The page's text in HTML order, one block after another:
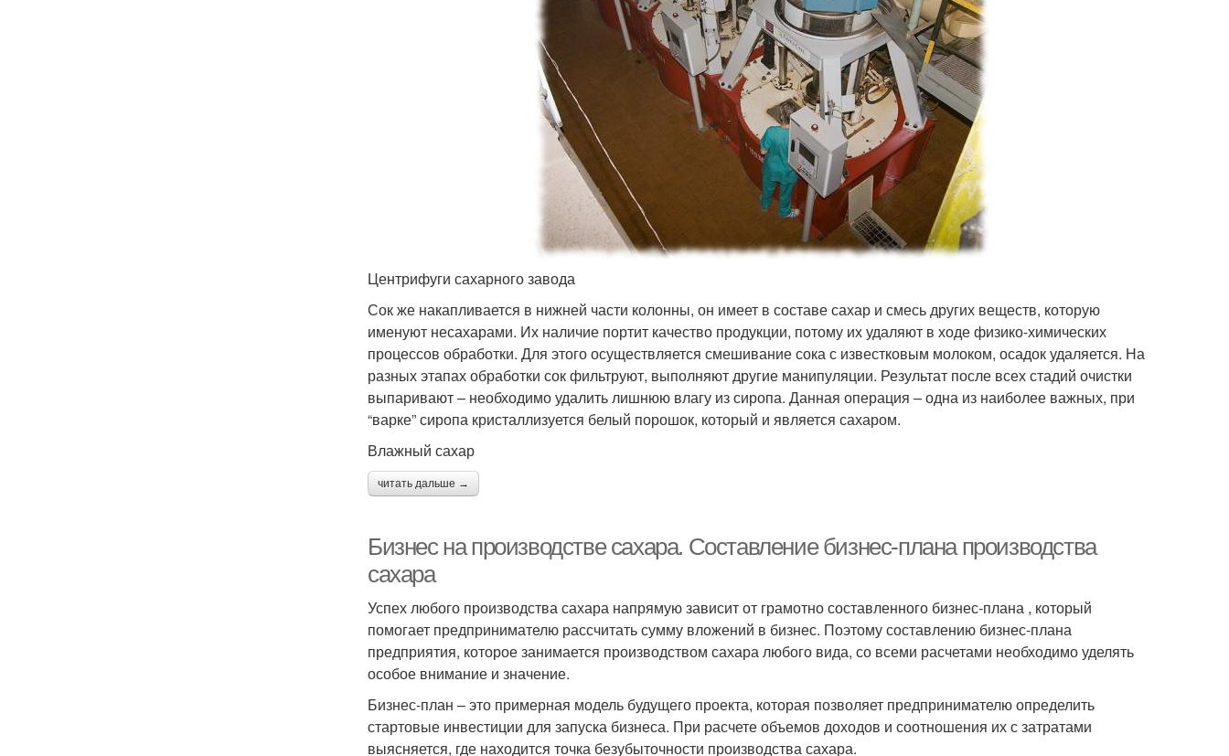
Центрифуги сахарного завода
Сок же накапливается в нижней части колонны, он имеет в составе сахар и смесь других веществ, которую
именуют несахарами. Их наличие портит качество продукции, потому их удаляют в ходе физико-химических
процессов обработки. Для этого осуществляется смешивание сока с известковым молоком, осадок удаляется. На
разных этапах обработки сок фильтруют, выполняют другие манипуляции. Результат после всех стадий очистки
выпаривают – необходимо удалить лишнюю влагу из сиропа. Данная операция – одна из наиболее важных, при
“варке” сиропа кристаллизуется белый порошок, который и является сахаром.
Влажный сахар
читать дальше →
Бизнес на производстве сахара. Составление бизнес-плана производства
сахара
Успех любого производства сахара напрямую зависит от грамотно составленного бизнес-плана , который
помогает предпринимателю рассчитать сумму вложений в бизнес. Поэтому составлению бизнес-плана
предприятия, которое занимается производством сахара любого вида, со всеми расчетами необходимо уделять
особое внимание и значение.
Бизнес-план – это примерная модель будущего проекта, которая позволяет предпринимателю определить
стартовые инвестиции для запуска бизнеса. При расчете объемов доходов и соотношения их с затратами
выясняется, где находится точка безубыточности производства сахара.